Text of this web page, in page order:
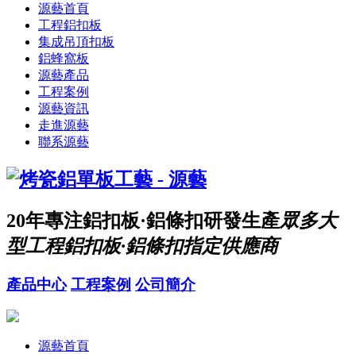
源藝首頁
工程鋁扣板
集成吊頂扣板
鋁蜂窩板
源藝產品
工程案例
源藝資訊
走進源藝
聯系源藝
20年專注鋁扣板·鋁條扣研發生產眾多大
型工程鋁扣板·鋁條扣指定供應商
產品中心 工程案例 公司簡介
源藝首頁